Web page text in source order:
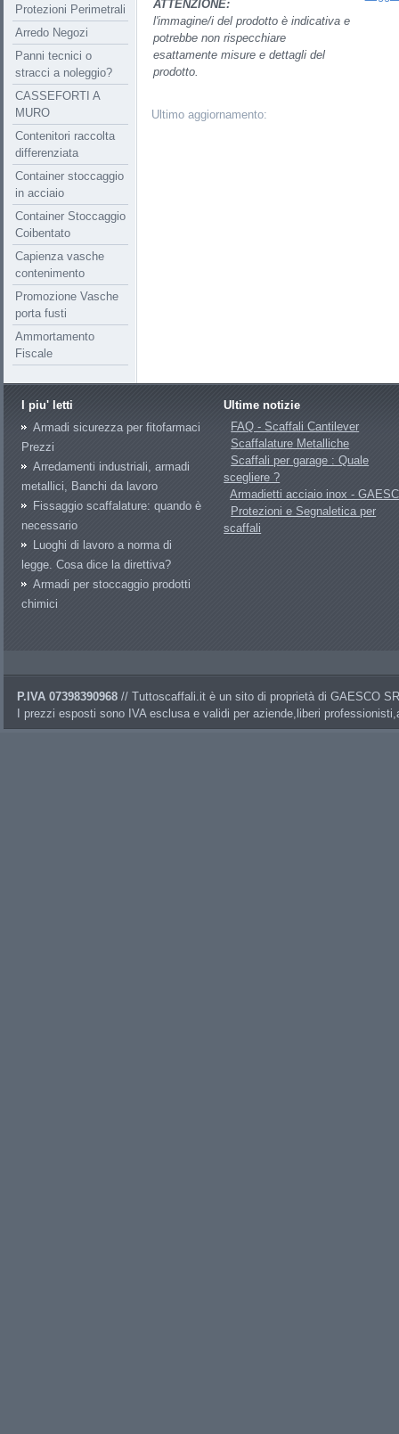
ATTENZIONE:
l'immagine/i del prodotto è indicativa e
potrebbe non rispecchiare
esattamente misure e dettagli del
prodotto.
Ultimo aggiornamento:
Protezioni Perimetrali
Arredo Negozi
Panni tecnici o
stracci a noleggio?
CASSEFORTI A
MURO
Contenitori raccolta
differenziata
Container stoccaggio
in acciaio
Container Stoccaggio
Coibentato
Capienza vasche
contenimento
Promozione Vasche
porta fusti
Ammortamento
Fiscale
I piu' letti
Armadi sicurezza per fitofarmaci
Prezzi
Arredamenti industriali, armadi
metallici, Banchi da lavoro
Fissaggio scaffalature: quando è
necessario
Luoghi di lavoro a norma di
legge. Cosa dice la direttiva?
Armadi per stoccaggio prodotti
chimici
Ultime notizie
FAQ - Scaffali Cantilever
Scaffalature Metalliche
Scaffali per garage : Quale
scegliere ?
Armadietti acciaio inox -
Protezioni e Segnaletica per
scaffali
P.IVA 07398390968 // Tuttoscaffali.it è un sito di proprietà di GAESCO
I prezzi esposti sono IVA esclusa e validi per aziende,liberi